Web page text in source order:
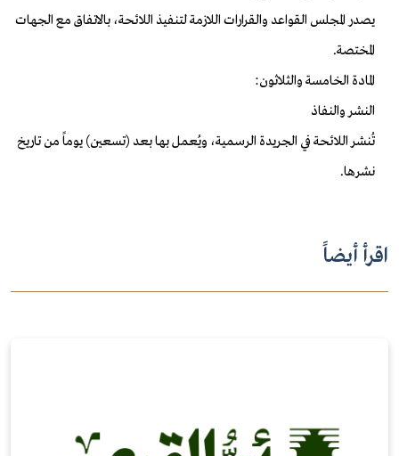
يصدر المجلس القواعد والقرارات اللازمة لتنفيذ اللائحة، بالاتفاق مع الجهات
المختصة.
المادة الخامسة والثلاثون:
النشر والنفاذ
تُنشر اللائحة في الجريدة الرسمية، ويُعمل بها بعد (تسعين) يوماً من تاريخ
نشرها.
اقرأ أيضاً